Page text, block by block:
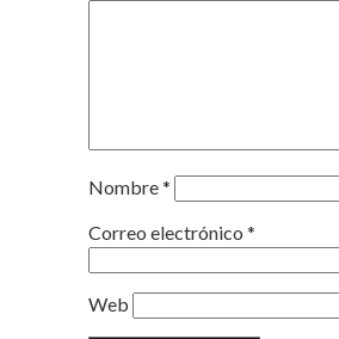
Nombre*
Correo electrónico *
Web